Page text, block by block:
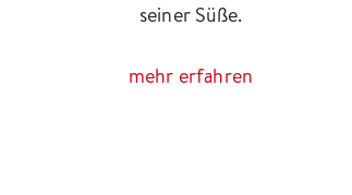
seiner Süße.
mehr erfahren